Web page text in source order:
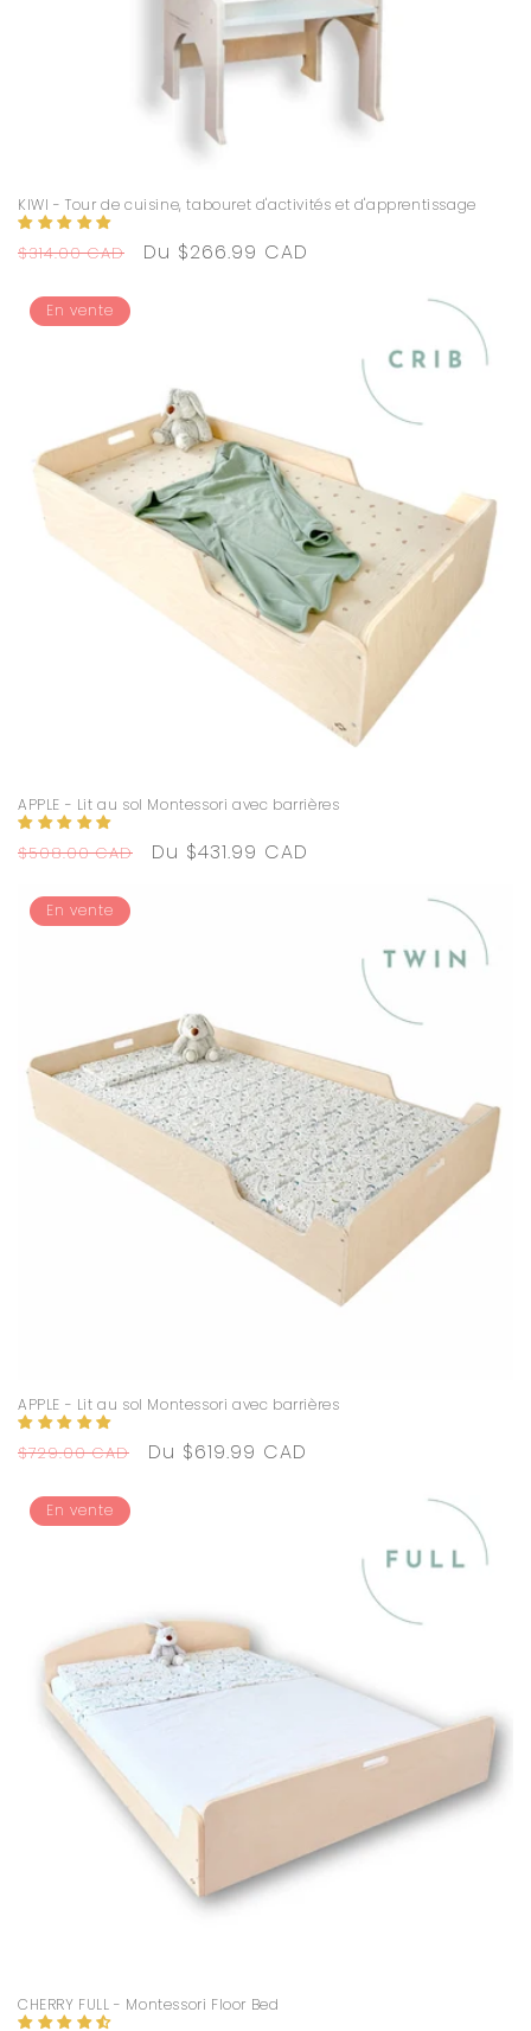
KIWI - Tour de cuisine, tabouret d'activités et d'apprentissage
Prix
$314.00 CAD
Prix
Du $266.99 CAD
En vente
APPLE - Lit au sol Montessori avec barrières
Prix
$508.00 CAD
Prix
Du $431.99 CAD
En vente
APPLE - Lit au sol Montessori avec barrières
Prix
$729.00 CAD
Prix
Du $619.99 CAD
En vente
CHERRY FULL - Montessori Floor Bed